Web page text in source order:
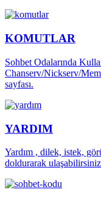
KOMUTLAR
Sohbet Odalarında
Chanserv/Nickserv/
sayfası.
YARDIM
Yardım , dilek, istek,
doldurarak